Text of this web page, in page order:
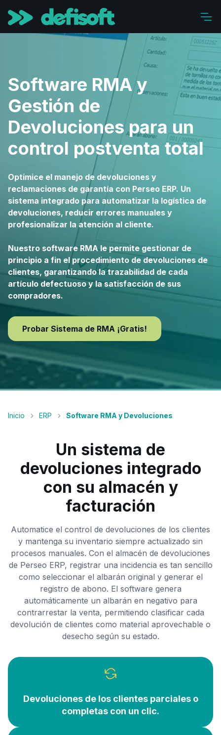
Software RMA y
Gestión de
Devoluciones para un
control postventa total
Optimice el manejo de devoluciones y
reclamaciones de garantía con Perseo ERP. Un
sistema integrado para automatizar la logística de
devoluciones, reducir errores manuales y
profesionalizar la atención al cliente.
Nuestro software RMA le permite gestionar de
principio a fin el procedimiento de devoluciones de
clientes, garantizando la trazabilidad de cada
artículo defectuoso y la satisfacción de sus
compradores.
Probar Sistema de RMA ¡Gratis!
Inicio ERP Software RMA y Devoluciones
Un sistema de
devoluciones integrado
con su almacén y
facturación
Automatice el control de devoluciones de los clientes
y mantenga su inventario siempre actualizado sin
procesos manuales. Con el almacén de devoluciones
de Perseo ERP, registrar una incidencia es tan sencillo
como seleccionar el albarán original y generar el
registro de abono. El software genera
automáticamente un albarán en negativo para
contrarrestar la venta, permitiendo clasificar cada
devolución de clientes como material aprovechable o
desecho según su estado.
Devoluciones de los clientes parciales o
completas con un clic.